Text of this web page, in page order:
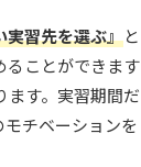
実習先を選ぶ』と
ることができます
ます。実習期間だ
チベーションを